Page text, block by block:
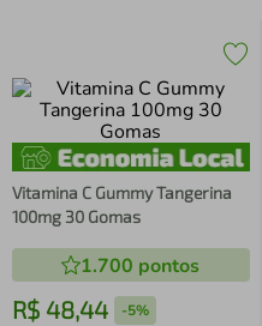
Vitamina C Gummy Tangerina
100mg 30 Gomas
1.700 pontos
R$ 48,44 -5%